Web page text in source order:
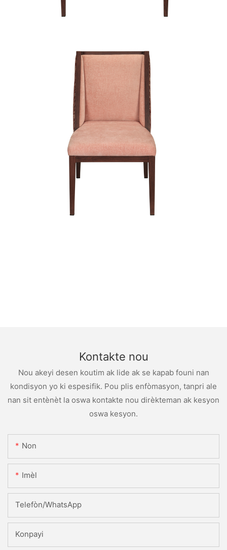
Kontakte nou
Nou akeyi desen koutim ak lide ak se kapab founi nan
kondisyon yo ki espesifik. Pou plis enfòmasyon, tanpri ale
nan sit entènèt la oswa kontakte nou dirèkteman ak kesyon
oswa kesyon.
Non
Imèl
Telefòn/WhatsApp
Konpayi